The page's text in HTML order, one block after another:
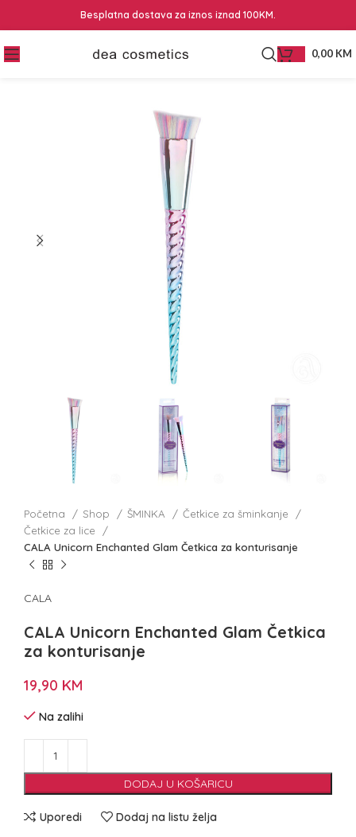
Besplatna dostava za iznos iznad 100KM.
0,00 KM
Početna Shop ŠMINKA
Četkice za šminkanje
Četkice za lice
CALA Unicorn Enchanted Glam Četkica za konturisanje
CALA
CALA Unicorn Enchanted Glam Četkica
za konturisanje
19,90 KM
Na zalihi
DODAJ U KOŠARICU
Uporedi Dodaj na listu želja